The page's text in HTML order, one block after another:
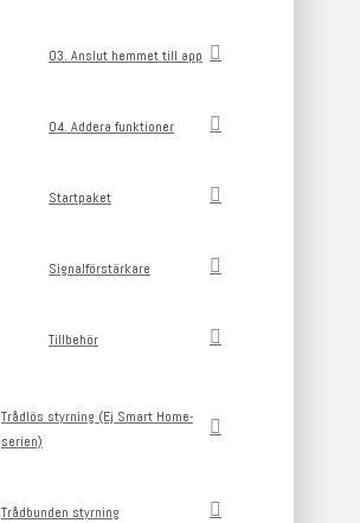
03. Anslut hemmet till app
04. Addera funktioner
Startpaket
Signalförstärkare
Tillbehör
Trådlös styrning (Ej Smart Home-
serien)
Trådbunden styrning